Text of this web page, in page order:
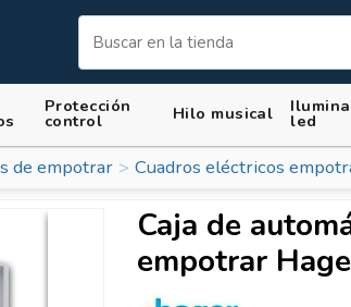
Protección
control Hilo musical led
de empotrar Cuadros eléctricos
Caja de
empotrar